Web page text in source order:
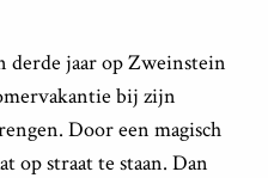
derde jaar op Zweinstein
bij zijn
Door een magisch
op straat te staan. Dan